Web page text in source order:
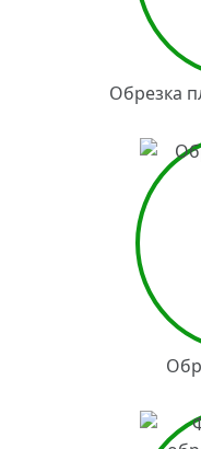
Обрезка